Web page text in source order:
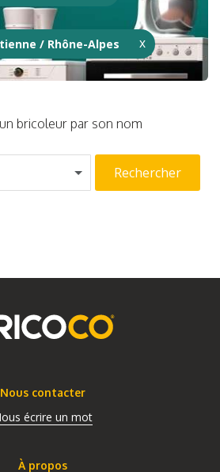
/ Rhône-Alpes
bricoleur par son nom
Rechercher
Nous contacter
écrire un mot
À propos